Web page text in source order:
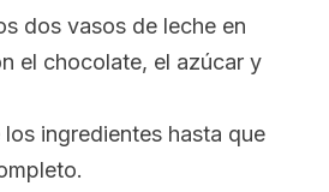
dos vasos de leche en
el chocolate, el azúcar y
ingredientes hasta que